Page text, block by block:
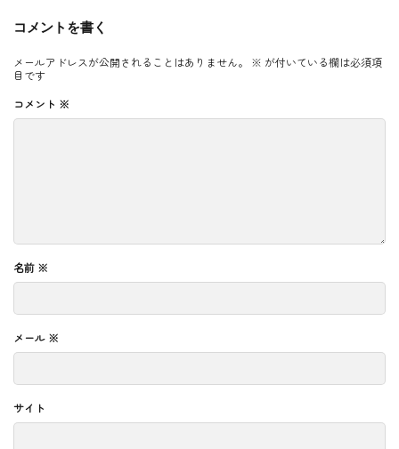
コメントを書く
メールアドレスが公開されることはありません。 ※ が付いている欄は必須項
目です
コメント ※
名前 ※
メール ※
サイト